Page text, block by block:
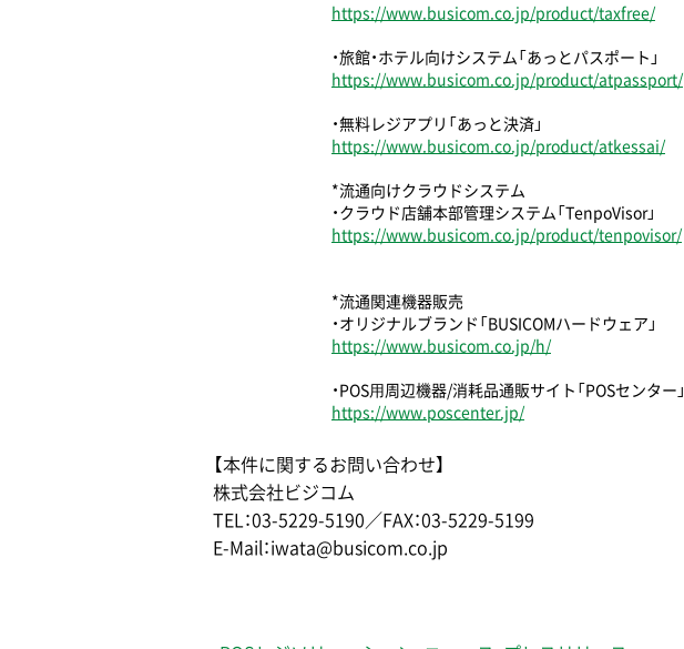
https://www.busicom.co.jp/product/taxfree/
・旅館・ホテル向けシステム「あっとパスポート」
https://www.busicom.co.jp/product/atpassport/
・無料レジアプリ「あっと決済」
https://www.busicom.co.jp/product/atkessai/
*流通向けクラウドシステム
・クラウド店舗本部管理システム「TenpoVisor」
https://www.busicom.co.jp/product/tenpovisor/
*流通関連機器販売
・オリジナルブランド「BUSICOMハードウェア」
https://www.busicom.co.jp/h/
・POS⽤周辺機器/消耗品通販サイト「POSセンター」
https://www.poscenter.jp/
【本件に関するお問い合わせ】
株式会社ビジコム
TEL：03-5229-5190／FAX：03-5229-5199
E-Mail：iwata@busicom.co.jp